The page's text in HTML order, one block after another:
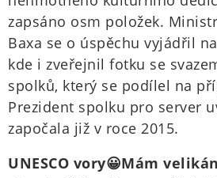
zapsáno osm položek.
Baxa se o úspěchu vyjádřil
kde i zveřejnil fotku se
spolků, který se podílel na
Prezident spolku pro server
započala již v roce 2015.
UNESCO vory😀Mám